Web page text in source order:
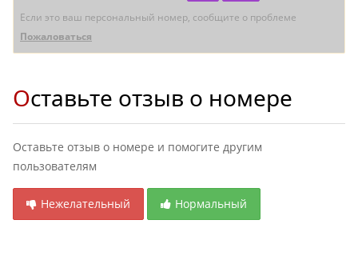
Если это ваш персональный номер, сообщите о проблеме
Пожаловаться
Оставьте отзыв о номере
Оставьте отзыв о номере и помогите другим
пользователям
Нежелательный Нормальный